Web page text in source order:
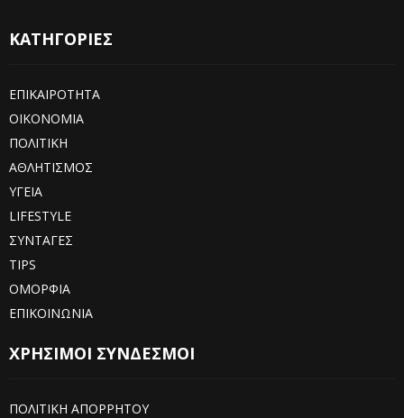
ΚΑΤΗΓΟΡΙΕΣ
ΕΠΙΚΑΙΡΟΤΗΤΑ
ΟΙΚΟΝΟΜΙΑ
ΠΟΛΙΤΙΚΗ
ΑΘΛΗΤΙΣΜΟΣ
ΥΓΕΙΑ
LIFESTYLE
ΣΥΝΤΑΓΕΣ
TIPS
ΟΜΟΡΦΙΑ
ΕΠΙΚΟΙΝΩΝΙΑ
ΧΡΗΣΙΜΟΙ ΣΥΝΔΕΣΜΟΙ
ΠΟΛΙΤΙΚΗ ΑΠΟΡΡΗΤΟΥ